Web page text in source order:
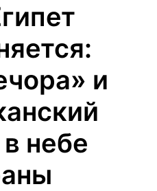
и
небе